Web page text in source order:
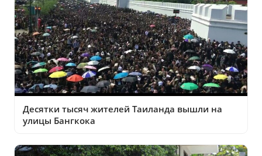
Десятки тысяч жителей Таиланда вышли на
улицы Бангкока